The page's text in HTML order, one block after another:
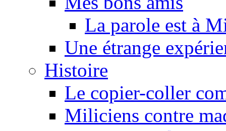
La parole est à
Une étrange
Histoire
Le copier-coller
Miliciens contre